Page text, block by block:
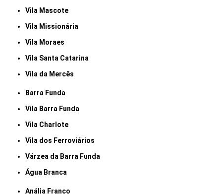
Vila Mascote
Vila Missionária
Vila Moraes
Vila Santa Catarina
Vila da Mercês
Barra Funda
Vila Barra Funda
Vila Charlote
Vila dos Ferroviários
Várzea da Barra Funda
Água Branca
Anália Franco